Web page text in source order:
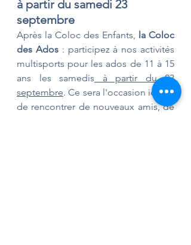
à partir du samedi 23
septembre
Après la Coloc des Enfants, la Coloc
des Ados : participez à nos activités
multisports pour les ados de 11 à 15
ans les samedis à partir du 23
septembre. Ce sera l'occasion idéale
de rencontrer de nouveaux amis, de